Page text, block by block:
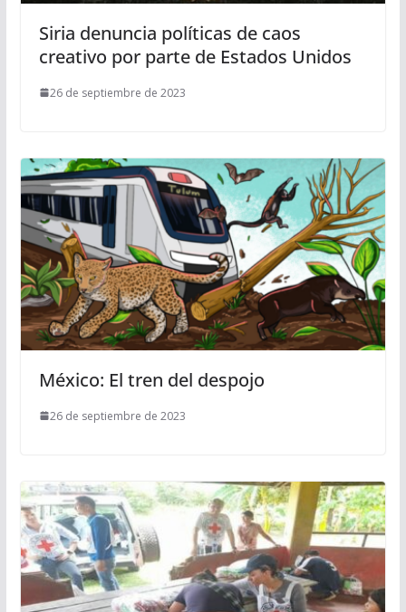
Siria denuncia políticas de caos
creativo por parte de Estados Unidos
26 de septiembre de 2023
México: El tren del despojo
26 de septiembre de 2023